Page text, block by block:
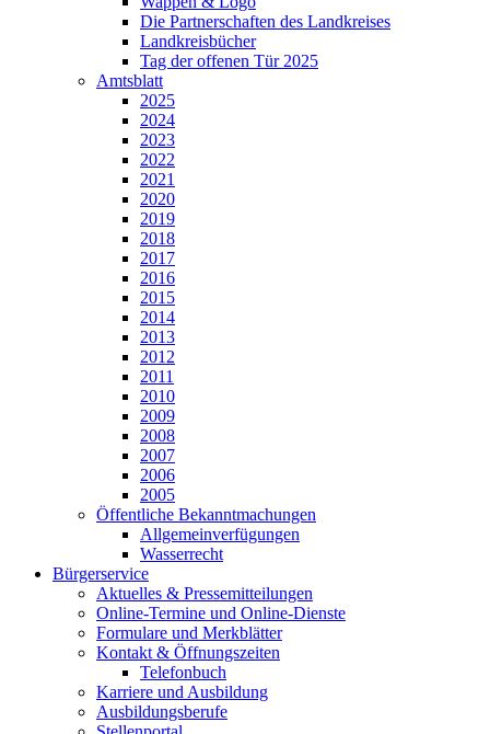
Die Partnerschaften des Landkreises
Landkreisbücher
Tag der offenen Tür 2025
Amtsblatt
2025
2024
2023
2022
2021
2020
2019
2018
2017
2016
2015
2014
2013
2012
2011
2010
2009
2008
2007
2006
2005
Öffentliche Bekanntmachungen
Allgemeinverfügungen
Wasserrecht
Bürgerservice
Aktuelles & Pressemitteilungen
Online-Termine und Online-Dienste
Formulare und Merkblätter
Kontakt & Öffnungszeiten
Telefonbuch
Karriere und Ausbildung
Ausbildungsberufe